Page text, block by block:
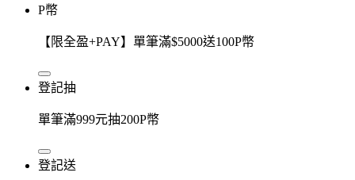
P幣
【限全盈+PAY】單筆滿$5000送100P幣
登記抽
單筆滿999元抽200P幣
登記送